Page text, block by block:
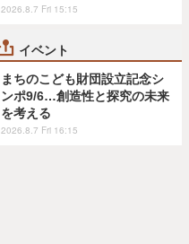
2026.8.7 Fri 15:15
イベント
まちのこども財団設立記念シ
ンポ9/6…創造性と探究の未来
を考える
2026.8.7 Fri 16:15